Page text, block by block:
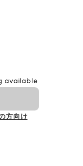
available
方向け